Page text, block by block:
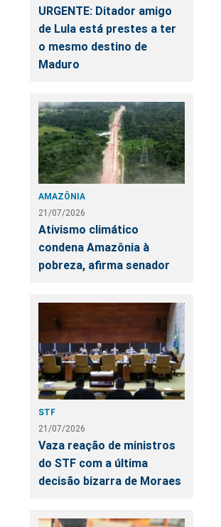
URGENTE: Ditador amigo
de Lula está prestes a ter
o mesmo destino de
Maduro
AMAZÔNIA
21/07/2026
Ativismo climático
condena Amazônia à
pobreza, afirma senador
STF
21/07/2026
Vaza reação de ministros
do STF com a última
decisão bizarra de Moraes